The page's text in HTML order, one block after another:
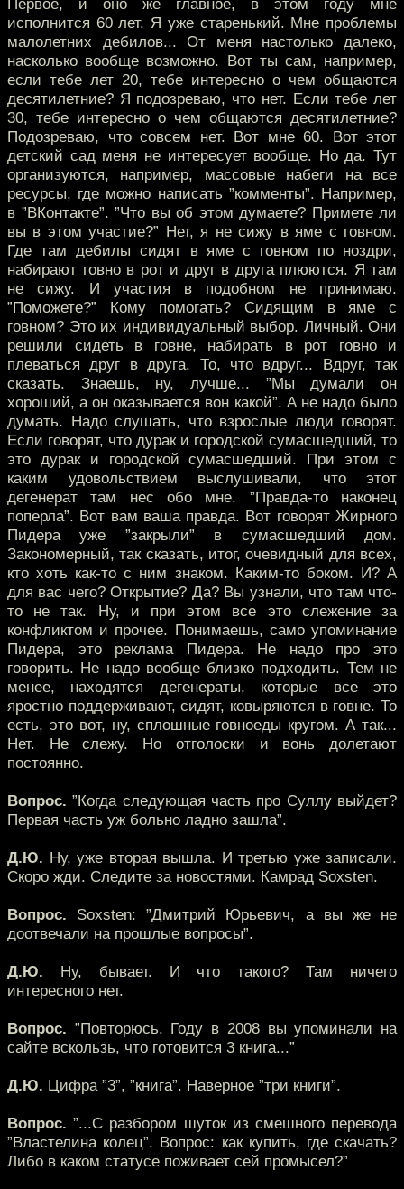
Первое, и оно же главное, в этом году мне
исполнится 60 лет. Я уже старенький. Мне проблемы
малолетних дебилов... От меня настолько далеко,
насколько вообще возможно. Вот ты сам, например,
если тебе лет 20, тебе интересно о чем общаются
десятилетние? Я подозреваю, что нет. Если тебе лет
30, тебе интересно о чем общаются десятилетние?
Подозреваю, что совсем нет. Вот мне 60. Вот этот
детский сад меня не интересует вообще. Но да. Тут
организуются, например, массовые набеги на все
ресурсы, где можно написать ”комменты”. Например,
в ”ВКонтакте”. ”Что вы об этом думаете? Примете ли
вы в этом участие?” Нет, я не сижу в яме с говном.
Где там дебилы сидят в яме с говном по ноздри,
набирают говно в рот и друг в друга плюются. Я там
не сижу. И участия в подобном не принимаю.
”Поможете?” Кому помогать? Сидящим в яме с
говном? Это их индивидуальный выбор. Личный. Они
решили сидеть в говне, набирать в рот говно и
плеваться друг в друга. То, что вдруг... Вдруг, так
сказать. Знаешь, ну, лучше... ”Мы думали он
хороший, а он оказывается вон какой”. А не надо было
думать. Надо слушать, что взрослые люди говорят.
Если говорят, что дурак и городской сумасшедший, то
это дурак и городской сумасшедший. При этом с
каким удовольствием выслушивали, что этот
дегенерат там нес обо мне. ”Правда-то наконец
поперла”. Вот вам ваша правда. Вот говорят Жирного
Пидера уже ”закрыли” в сумасшедший дом.
Закономерный, так сказать, итог, очевидный для всех,
кто хоть как-то с ним знаком. Каким-то боком. И? А
для вас чего? Открытие? Да? Вы узнали, что там что-
то не так. Ну, и при этом все это слежение за
конфликтом и прочее. Понимаешь, само упоминание
Пидера, это реклама Пидера. Не надо про это
говорить. Не надо вообще близко подходить. Тем не
менее, находятся дегенераты, которые все это
яростно поддерживают, сидят, ковыряются в говне. То
есть, это вот, ну, сплошные говноеды кругом. А так...
Нет. Не слежу. Но отголоски и вонь долетают
постоянно.
Вопрос. ”Когда следующая часть про Суллу выйдет?
Первая часть уж больно ладно зашла”.
Д.Ю. Ну, уже вторая вышла. И третью уже записали.
Скоро жди. Следите за новостями. Камрад Soxsten.
Вопрос. Soxsten: ”Дмитрий Юрьевич, а вы же не
доотвечали на прошлые вопросы”.
Д.Ю. Ну, бывает. И что такого? Там ничего
интересного нет.
Вопрос. ”Повторюсь. Году в 2008 вы упоминали на
сайте вскользь, что готовится 3 книга...”
Д.Ю. Цифра ”3”, ”книга”. Наверное ”три книги”.
Вопрос. ”...С разбором шуток из смешного перевода
”Властелина колец”. Вопрос: как купить, где скачать?
Либо в каком статусе поживает сей промысел?”